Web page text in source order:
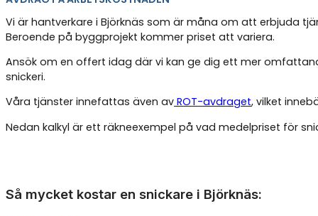
Vi är hantverkare i Björknäs som är måna om att erbjuda
Beroende på byggprojekt kommer priset att variera.
Ansök om en offert idag där vi kan ge dig ett mer
snickeri.
Våra tjänster innefattas även av ROT-avdraget, vilket
Nedan kalkyl är ett räkneexempel på vad medelpriset för
Så mycket kostar en snickare i Björknäs: